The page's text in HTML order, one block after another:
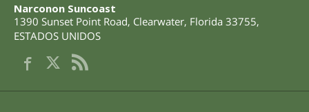
Narconon Suncoast
1390 Sunset Point Road, Clearwater, Florida 33755,
ESTADOS UNIDOS